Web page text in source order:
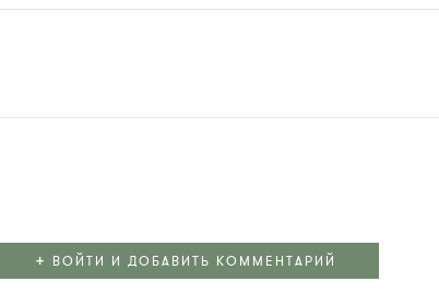
+ ВОЙТИ И ДОБАВИТЬ КОММЕНТАРИЙ